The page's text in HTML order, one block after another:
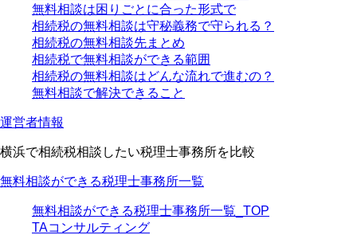
無料相談は困りごとに合った形式で
相続税の無料相談は守秘義務で守られる？
相続税の無料相談先まとめ
相続税で無料相談ができる範囲
相続税の無料相談はどんな流れで進むの？
無料相談で解決できること
運営者情報
横浜で相続税相談したい税理士事務所を比較
無料相談ができる税理士事務所一覧
無料相談ができる税理士事務所一覧_TOP
TAコンサルティング